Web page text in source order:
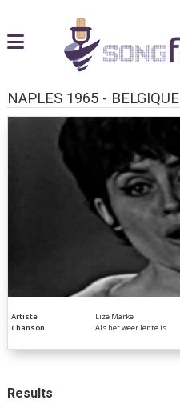
NAPLES 1965 - BELGIQUE
Artiste
Lize Marke
Chanson
Als het weer lente is
Results